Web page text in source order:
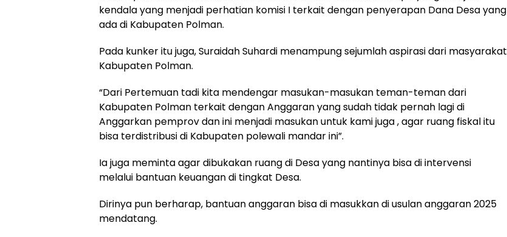
kendala yang menjadi perhatian komisi I terkait dengan penyerapan Dana Desa yang
ada di Kabupaten Polman.
Pada kunker itu juga, Suraidah Suhardi menampung sejumlah aspirasi dari masyarakat
Kabupaten Polman.
“Dari Pertemuan tadi kita mendengar masukan-masukan teman-teman dari
Kabupaten Polman terkait dengan Anggaran yang sudah tidak pernah lagi di
Anggarkan pemprov dan ini menjadi masukan untuk kami juga , agar ruang fiskal itu
bisa terdistribusi di Kabupaten polewali mandar ini”.
Ia juga meminta agar dibukakan ruang di Desa yang nantinya bisa di intervensi
melalui bantuan keuangan di tingkat Desa.
Dirinya pun berharap, bantuan anggaran bisa di masukkan di usulan anggaran 2025
mendatang.